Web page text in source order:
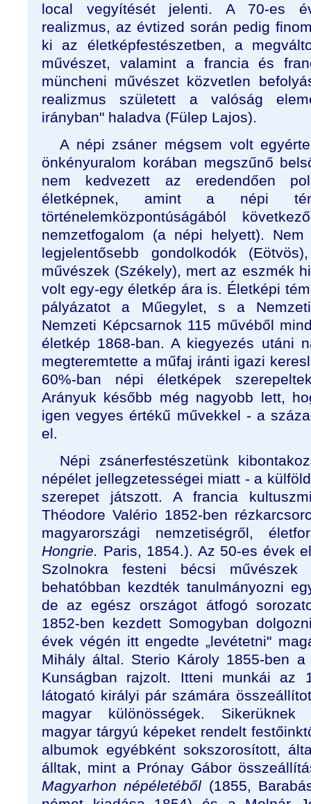
local vegyítését jelenti. A 70-es
realizmus, az évtized során pedig
ki az életképfestészetben, a
művészet, valamint a francia és
müncheni művészet közvetlen
realizmus született a valóság
irányban" haladva (Fülep Lajos).
A népi zsáner mégsem volt
önkényuralom korában megszűnő
nem kedvezett az eredendően
életképnek, amint a népi
történelemközpontúságából
nemzetfogalom (a népi helyett).
legjelentősebb gondolkodók
művészek (Székely), mert az eszmék
volt egy-egy életkép ára is. Életképi
pályázatot a Műegylet, s a
Nemzeti Képcsarnok 115 művéből
életkép 1868-ban. A kiegyezés utáni
megteremtette a műfaj iránti igazi
60%-ban népi életképek
Arányuk később még nagyobb lett,
igen vegyes értékű művekkel - a
el.
Népi zsánerfestészetünk
népélet jellegzetességei miatt - a
szerepet játszott. A francia
Théodore Valério 1852-ben
magyarországi nemzetiségről,
Hongrie. Paris, 1854.). Az 50-es évek
Szolnokra festeni bécsi művészek
behatóbban kezdték tanulmányozni
de az egész országot átfogó
1852-ben kezdett Somogyban
évek végén itt engedte „levétetni"
Mihály által. Sterio Károly 1855-ben
Kunságban rajzolt. Itteni munkái az
látogató királyi pár számára
magyar különösségek. Sikerüknek
magyar tárgyú képeket rendelt
albumok egyébként sokszorosított,
álltak, mint a Prónay Gábor
Magyarhon népéletéből (1855,